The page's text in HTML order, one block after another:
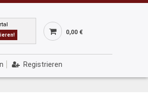
0,00 €
Registrieren